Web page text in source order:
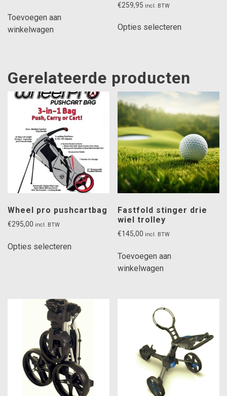
Toevoegen aan
winkelwagen
€259,95 incl. BTW
Opties selecteren
Deze
optie
gekozen
worden
op
de
Gerelateerde producten
Wheel pro pushcartbag
€295,00 incl. BTW
Opties selecteren
optie
kan
gekozen
worden
op
de
productpagina
Fastfold stinger drie
wiel trolley
€145,00 incl. BTW
Toevoegen aan
winkelwagen